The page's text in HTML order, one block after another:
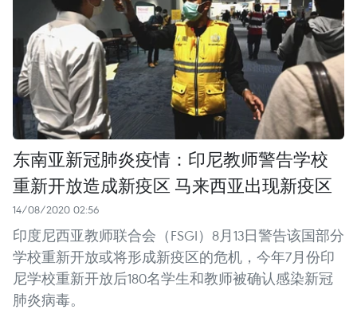
东南亚新冠肺炎疫情：印尼教师警告学校
重新开放造成新疫区 马来西亚出现新疫区
14/08/2020 02:56
印度尼西亚教师联合会（FSGI）8月13日警告该国部分
学校重新开放或将形成新疫区的危机，今年7月份印
尼学校重新开放后180名学生和教师被确认感染新冠
肺炎病毒。